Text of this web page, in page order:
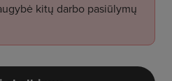
kitų darbo pasiūlymų